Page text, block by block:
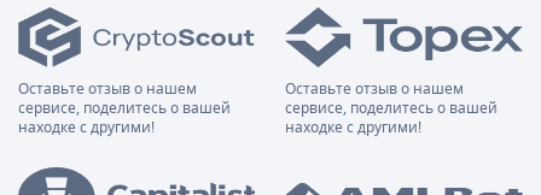
Оставьте отзыв о нашем
сервисе, поделитесь о вашей
находке с другими!
Оставьте отзыв о нашем
сервисе, поделитесь о вашей
находке с другими!